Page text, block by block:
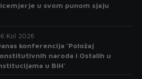
u svom punom sjaju
Kol 2026
konferencija 'Položaj
naroda i Ostalih u
u BiH'